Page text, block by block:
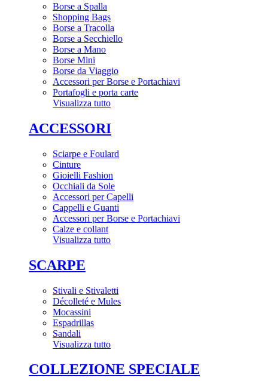
Borse a Spalla
Shopping Bags
Borse a Tracolla
Borse a Secchiello
Borse a Mano
Borse Mini
Borse da Viaggio
Accessori per Borse e Portachiavi
Portafogli e porta carte
Visualizza tutto
ACCESSORI
Sciarpe e Foulard
Cinture
Gioielli Fashion
Occhiali da Sole
Accessori per Capelli
Cappelli e Guanti
Accessori per Borse e Portachiavi
Calze e collant
Visualizza tutto
SCARPE
Stivali e Stivaletti
Décolleté e Mules
Mocassini
Espadrillas
Sandali
Visualizza tutto
COLLEZIONE SPECIALE